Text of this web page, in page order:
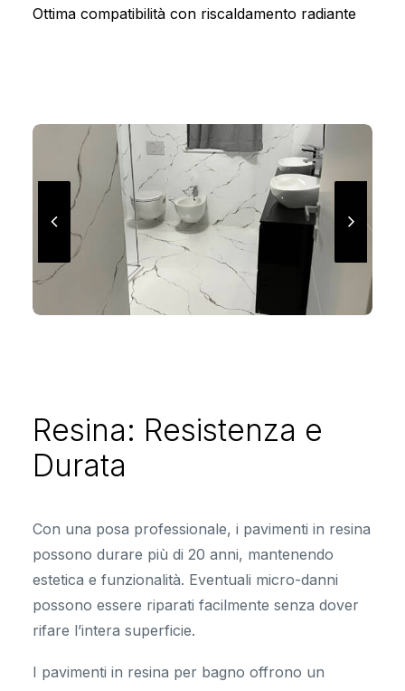
Ottima compatibilità con riscaldamento radiante
Resina: Resistenza e
Durata
Con una posa professionale, i pavimenti in resina
possono durare più di 20 anni, mantenendo
estetica e funzionalità. Eventuali micro-danni
possono essere riparati facilmente senza dover
rifare l’intera superficie.
I pavimenti in resina per bagno offrono un